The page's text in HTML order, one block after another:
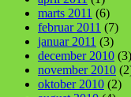
marts 2011 (6)
februar 2011 (7)
januar 2011 (3)
december 2010 (3)
november 2010
oktober 2010 (2)